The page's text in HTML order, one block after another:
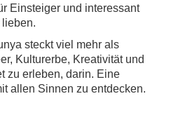
Einsteiger und interessant
steckt viel mehr als
Kulturerbe, Kreativität und
zu erleben, darin. Eine
allen Sinnen zu entdecken.